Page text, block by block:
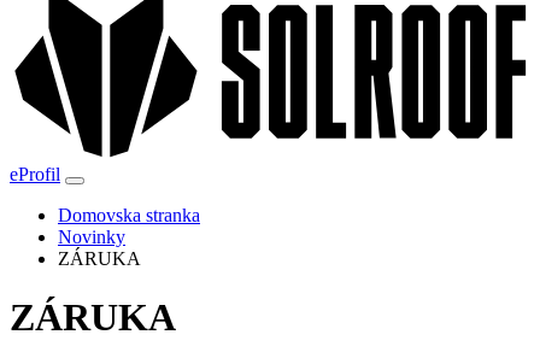
eProfil
Domovska stranka
Novinky
ZÁRUKA
ZÁRUKA